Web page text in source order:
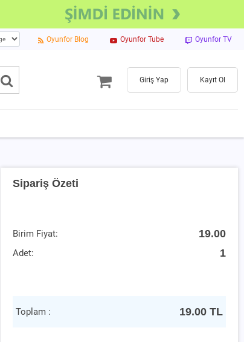
Oyunfor Blog Oyunfor Tube Oyunfor TV
Giriş Yap Kayıt Ol
Sipariş Özeti
Birim Fiyat: 19.00
Adet: 1
Toplam : 19.00 TL